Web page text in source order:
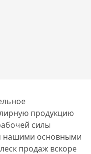
продукцию
силы
нашими основными
продаж вскоре